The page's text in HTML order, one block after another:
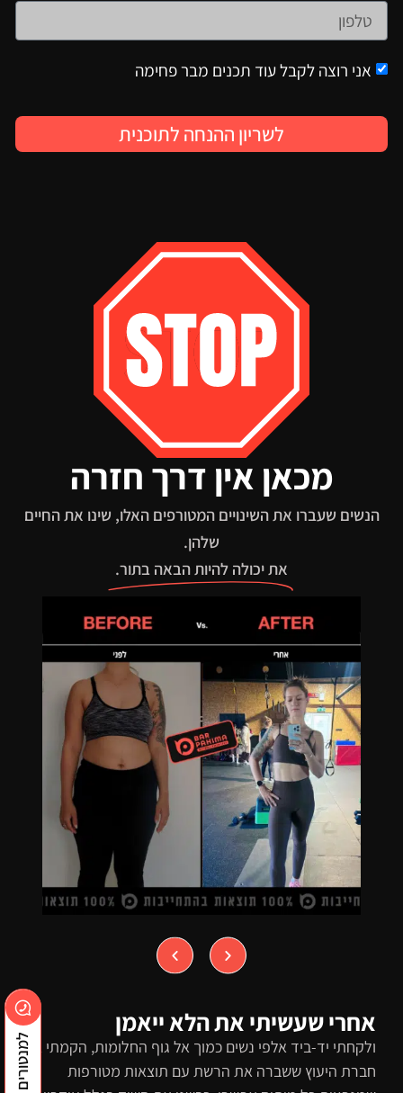
אני רוצה לקבל עוד תכנים מבר פחימה
לשריון ההנחה לתוכנית
מכאן אין דרך חזרה
הנשים שעברו את השינויים המטורפים האלו, שינו את החיים
שלהן.
את יכולה להיות הבאה בתור.
אחרי שעשיתי את הלא ייאמן
ולקחתי יד-ביד אלפי נשים כמוך אל גוף החלומות, הקמתי את
חברת היעוץ ששברה את הרשת עם תוצאות מטורפות